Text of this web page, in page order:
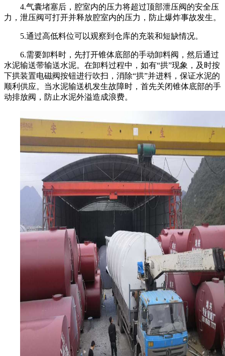
4.气囊堵塞后，腔室内的压力将超过顶部泄压阀的安全压
力，泄压阀可打开并释放腔室内的压力，防止爆炸事故发生。
5.通过高低料位可以观察到仓库的充装和短缺情况。
6.需要卸料时，先打开锥体底部的手动卸料阀，然后通过
水泥输送带输送水泥。在卸料过程中，如有“拱”现象，及时按
下拱装置电磁阀按钮进行吹扫，消除“拱”并进料，保证水泥的
顺利供应。当水泥输送机发生故障时，首先关闭锥体底部的手
动排放阀，防止水泥外溢造成浪费。